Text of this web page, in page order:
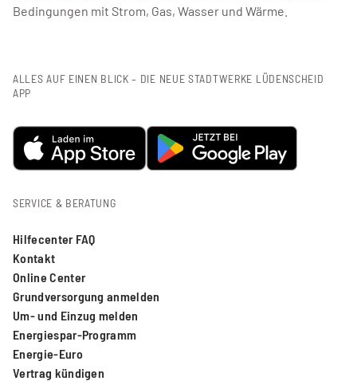
Bedingungen mit Strom, Gas, Wasser und Wärme.
ALLES AUF EINEN BLICK – DIE NEUE STADTWERKE LÜDENSCHEID
APP
SERVICE & BERATUNG
Hilfecenter FAQ
Kontakt
Online Center
Grundversorgung anmelden
Um- und Einzug melden
Energiespar-Programm
Energie-Euro
Vertrag kündigen